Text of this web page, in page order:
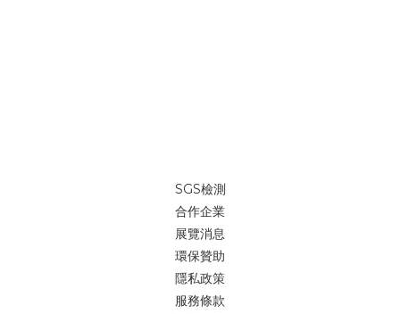
SGS檢測
合作企業
展覽消息
環保贊助
隱私政策
服務條款